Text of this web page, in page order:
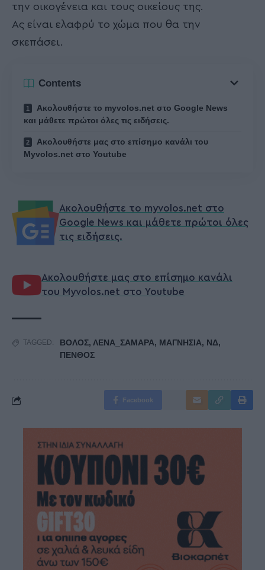
την οικογένεια και τους οικείους της.
Ας είναι ελαφρύ το χώμα που θα την
σκεπάσει.
Contents
Ακολουθήστε το myvolos.net στο Google News
και μάθετε πρώτοι όλες τις ειδήσεις.
Ακολουθήστε μας στο επίσημο κανάλι του
Myvolos.net στο Youtube
Ακολουθήστε το myvolos.net στο
Google News και μάθετε πρώτοι όλες
τις ειδήσεις.
Ακολουθήστε μας στο επίσημο κανάλι
του Myvolos.net στο Youtube
TAGGED: ΒΟΛΟΣ, ΛΕΝΑ_ΣΑΜΑΡΑ, ΜΑΓΝΗΣΙΑ, ΝΔ,
ΠΕΝΘΟΣ
Facebook